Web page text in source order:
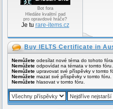
Bot fora
Hledáte kvalitní pad
pro opravdové hráče?
Je tu rare-items.cz
Buy IELTS Certificate in
Nemůžete odesílat nové téma do tohoto fóra.
Nemůžete odpovídat na témata v tomto fóru.
Nemůžete upravovat své příspěvky v tomto
Nemůžete mazat své příspěvky v tomto fóru.
Nemůžete hlasovat v tomto fóru.